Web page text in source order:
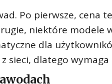
Po pierwsze, cena
niektóre modele
dla
sieci, dlatego wymaga